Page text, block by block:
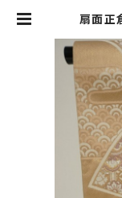
扇面正
line